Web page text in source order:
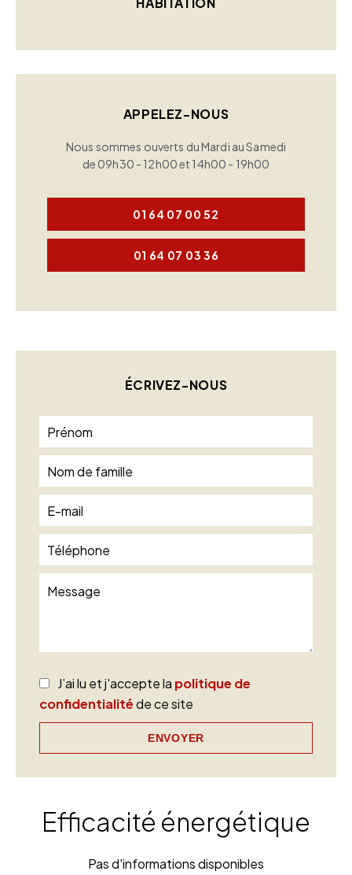
APPELEZ-NOUS
Nous sommes ouverts du Mardi au Samedi
de 09h30 - 12h00 et 14h00 - 19h00
01 64 07 00 52
01 64 07 03 36
ÉCRIVEZ-NOUS
J’ai lu et j'accepte la politique de
confidentialitéde ce site
ENVOYER
Efficacité énergétique
Pas d'informations disponibles